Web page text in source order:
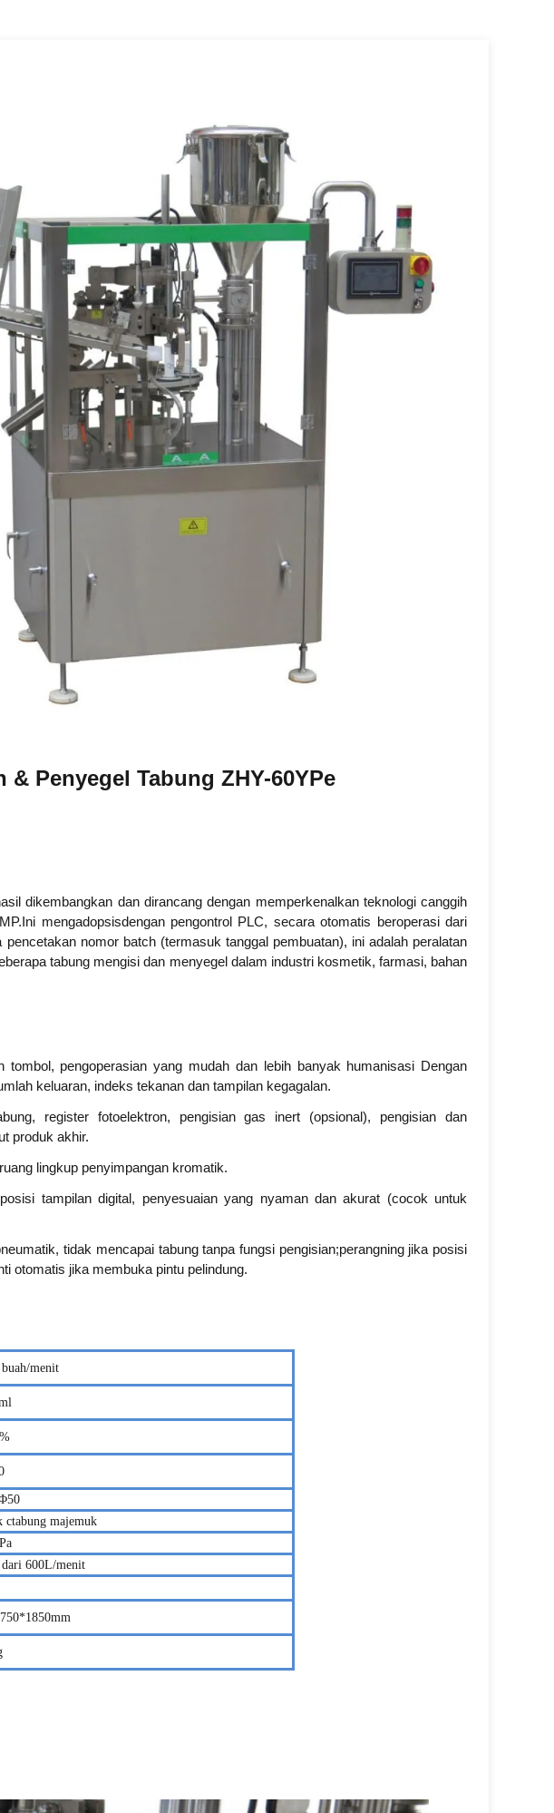
& Penyegel Tabung ZHY-60YPe
dikembangkan dan dirancang dengan memperkenalkan teknologi canggih
mengadopsisdengan pengontrol PLC, secara otomatis beroperasi dari
nomor batch (termasuk tanggal pembuatan), ini adalah peralatan
tabung mengisi dan menyegel dalam industri kosmetik, farmasi, bahan
pengoperasian yang mudah dan lebih banyak humanisasi Dengan
keluaran, indeks tekanan dan tampilan kegagalan.
register fotoelektron, pengisian gas inert (opsional), pengisian dan
produk akhir.
lingkup penyimpangan kromatik.
tampilan digital, penyesuaian yang nyaman dan akurat (cocok untuk
tidak mencapai tabung tanpa fungsi pengisian;perangning jika posisi
otomatis jika membuka pintu pelindung.
menit
50
ctabung majemuk
600L/menit
0*1 850mm